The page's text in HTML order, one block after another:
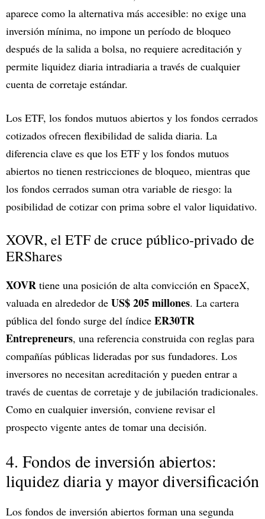
aparece como la alternativa más accesible: no exige una
inversión mínima, no impone un período de bloqueo
después de la salida a bolsa, no requiere acreditación y
permite liquidez diaria intradiaria a través de cualquier
cuenta de corretaje estándar.
Los ETF, los fondos mutuos abiertos y los fondos cerrados
cotizados ofrecen flexibilidad de salida diaria. La
diferencia clave es que los ETF y los fondos mutuos
abiertos no tienen restricciones de bloqueo, mientras que
los fondos cerrados suman otra variable de riesgo: la
posibilidad de cotizar con prima sobre el valor liquidativo.
XOVR, el ETF de cruce público-privado de
ERShares
XOVR tiene una posición de alta convicción en SpaceX,
valuada en alrededor de US$ 205 millones. La cartera
pública del fondo surge del índice ER30TR
Entrepreneurs, una referencia construida con reglas para
compañías públicas lideradas por sus fundadores. Los
inversores no necesitan acreditación y pueden entrar a
través de cuentas de corretaje y de jubilación tradicionales.
Como en cualquier inversión, conviene revisar el
prospecto vigente antes de tomar una decisión.
4. Fondos de inversión abiertos:
liquidez diaria y mayor diversificación
Los fondos de inversión abiertos forman una segunda